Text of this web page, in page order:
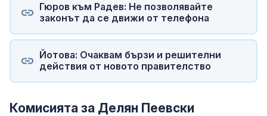
Гюров към Радев: Не позволявайте
законът да се движи от телефона
Йотова: Очаквам бързи и решителни
действия от новото правителство
Комисията за Делян Пеевски